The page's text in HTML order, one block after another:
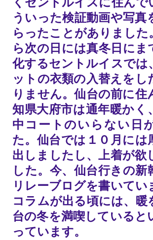
ういった検証動画や写真
らったことがありました
ら次の日には真冬日にま
化するセントルイスでは
ットの衣類の入替えをし
りません。仙台の前に住
知県大府市は通年暖かく
中コートのいらない日
た。仙台では１０月には
出しましたし、上着が欲
した。今、仙台行きの新
リレーブログを書いてい
コラムが出る頃には、暖
台の冬を満喫していると
っています。